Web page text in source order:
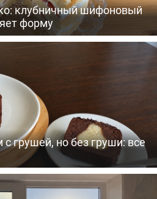
клубничный шифоновый
форму
с грушей, но без груши: все